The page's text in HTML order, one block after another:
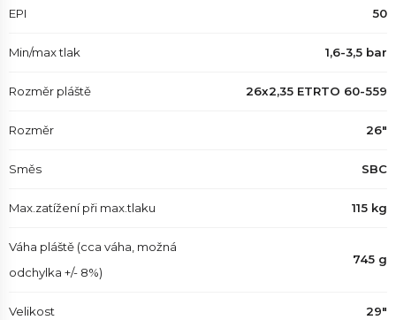
EPI 50
Min/max tlak 1,6-3,5 bar
Rozměr pláště 26x2,35 ETRTO 60-559
Rozměr 26"
Směs SBC
Max.zatížení při max.tlaku 115 kg
Váha pláště (cca váha, možná
odchylka +/- 8%)
745 g
Velikost 29"